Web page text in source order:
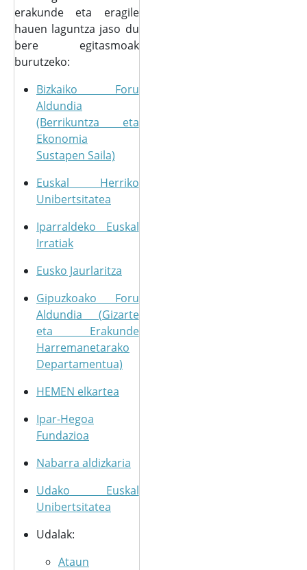
erakunde eta eragile
hauen laguntza jaso du
bere egitasmoak
burutzeko:
Bizkaiko Foru
Aldundia
(Berrikuntza eta
Ekonomia
Sustapen Saila)
Euskal Herriko
Unibertsitatea
Iparraldeko Euskal
Irratiak
Eusko Jaurlaritza
Gipuzkoako Foru
Aldundia (Gizarte
eta Erakunde
Harremanetarako
Departamentua)
HEMEN elkartea
Ipar-Hegoa
Fundazioa
Nabarra aldizkaria
Udako Euskal
Unibertsitatea
Udalak:
Ataun